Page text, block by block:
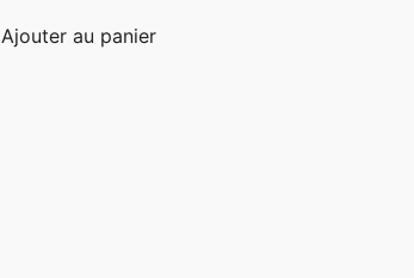
Ajouter au panier